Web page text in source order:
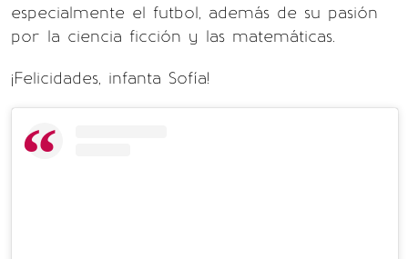
especialmente el futbol, además de su pasión
por la ciencia ficción y las matemáticas.
¡Felicidades, infanta Sofía!